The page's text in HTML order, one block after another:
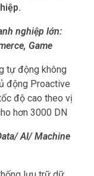
nghiệp lớn:
Game
tự động không
động Proactive
độ cao theo vị
hơn 3000 DN
AI/ Machine